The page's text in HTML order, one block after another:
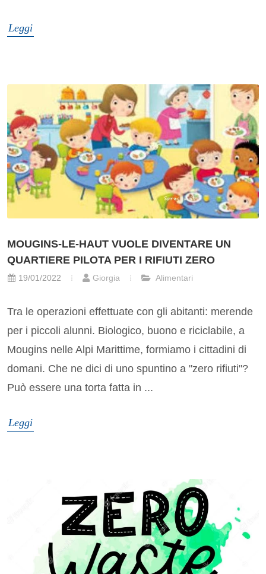
Leggi
MOUGINS-LE-HAUT VUOLE DIVENTARE UN
QUARTIERE PILOTA PER I RIFIUTI ZERO
19/01/2022 Giorgia Alimentari
Tra le operazioni effettuate con gli abitanti: merende
per i piccoli alunni. Biologico, buono e riciclabile, a
Mougins nelle Alpi Marittime, formiamo i cittadini di
domani. Che ne dici di uno spuntino a "zero rifiuti"?
Può essere una torta fatta in ...
Leggi